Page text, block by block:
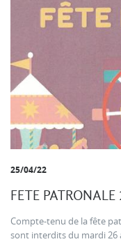
25/04/22
FETE
Compte-tenu de la fête
sont interdits du mardi 26